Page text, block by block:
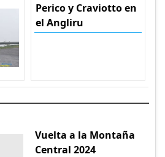
Perico y Craviotto en
el Angliru
Vuelta a la Montaña
Central 2024